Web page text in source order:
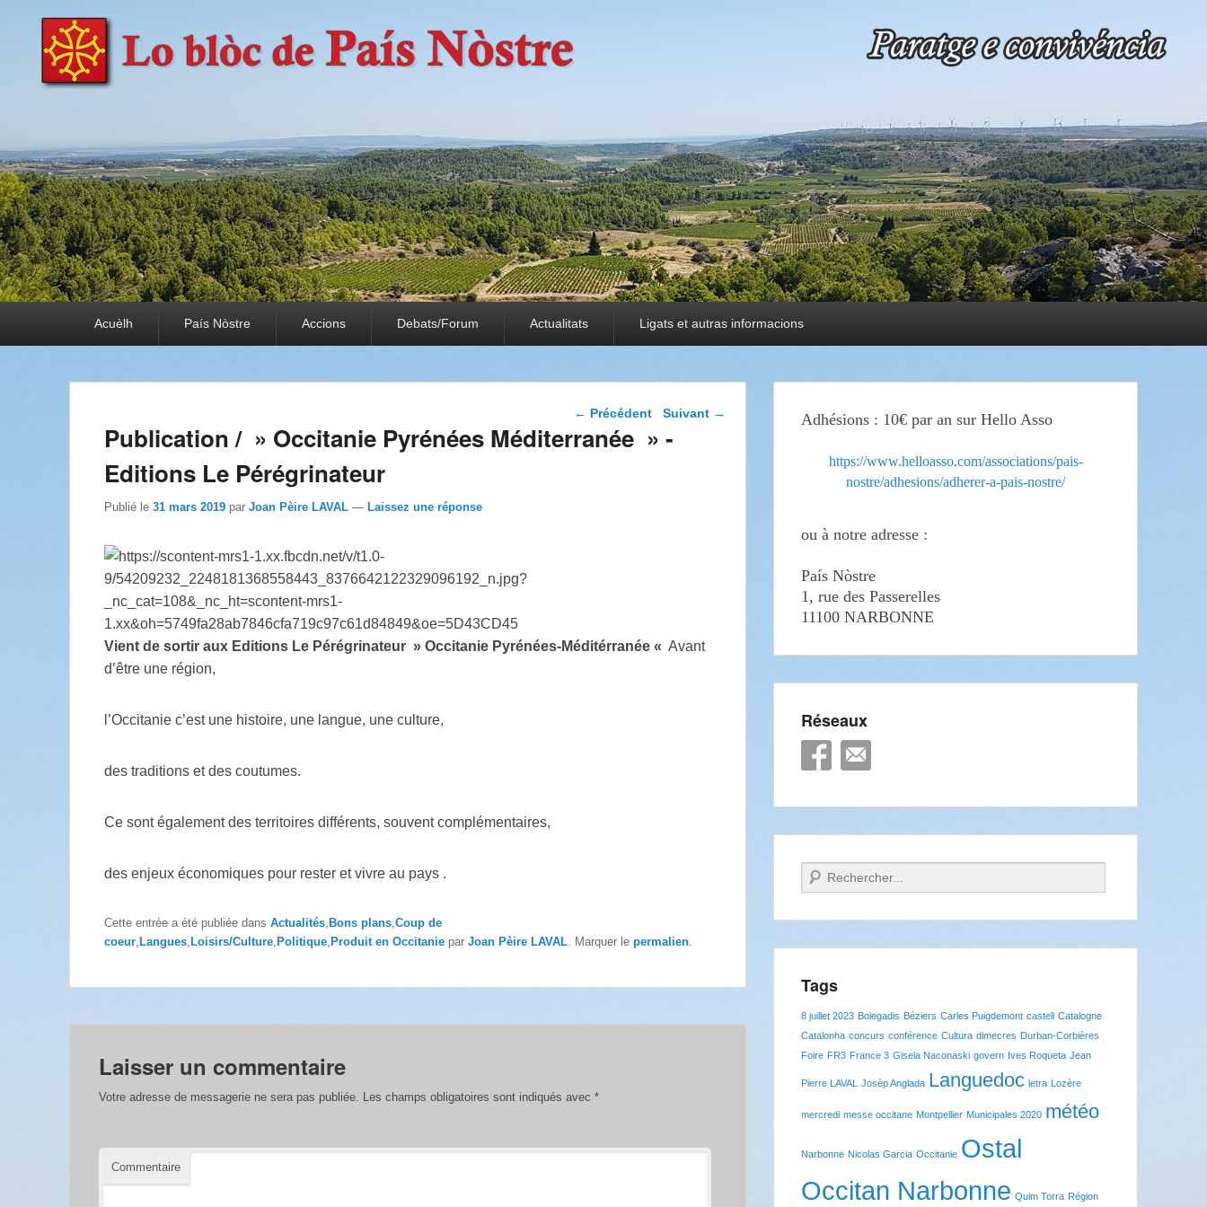
País Nòstre
Paratge e Convivència
Acuèlh País Nòstre Accions Debats/Forum Actualitats Ligats et autras informacions
Navigation dans les
← Précédent Suivant →
Publication / » Occitanie Pyrénées Méditerranée » -
Editions Le Pérégrinateur
Publié le 31 mars 2019 par Joan Pèire LAVAL — Laissez une réponse
Vient de sortir aux Editions Le Pérégrinateur » Occitanie Pyrénées-Méditérranée « Avant
d’être une région,
l’Occitanie c’est une histoire, une langue, une culture,
des traditions et des coutumes.
Ce sont également des territoires différents, souvent complémentaires,
des enjeux économiques pour rester et vivre au pays .
Cette entrée a été publiée dans Actualités Bons plans Coup de
coeur Langues Loisirs/Culture Politique Produit en Occitanie par Joan Pèire LAVAL . Marquer le permalien
Laisser un commentaire
Votre adresse de messagerie ne sera pas publiée. Les champs obligatoires sont indiqués avec *
Commentaire
Adhésions : 10€ par an sur Hello Asso
https://www.helloasso.com/associations/pais-
nostre/adhesions/adherer-a-pais-nostre/
ou à notre adresse :
País Nòstre
1, rue des Passerelles
11100 NARBONNE
Réseaux
Recherche
Tags
8 juillet 2023 Bolegadis Béziers Carles Puigdemont castell Catalogne
Catalonha concurs conférence Cultura dimecres Durban-Corbières
Foire FR3 France 3 Gisela Naconaski govern Ives Roqueta Jean
Pierre LAVAL Josèp Anglada Languedoc letra Lozère
mercredi messe occitane Montpellier Municipales 2020 météo
Narbonne Nicolas Garcia Occitanie Ostal
Occitan Narbonne Quim Torra Région